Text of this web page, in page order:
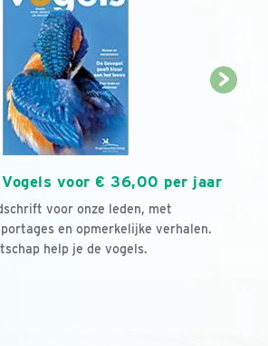
voor € 36,00 per jaar
voor onze leden, met
en opmerkelijke verhalen.
help je de vogels.